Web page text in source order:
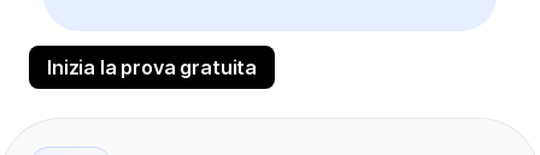
Inizia la prova gratuita